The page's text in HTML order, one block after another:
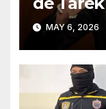
deMAY 6, 2026